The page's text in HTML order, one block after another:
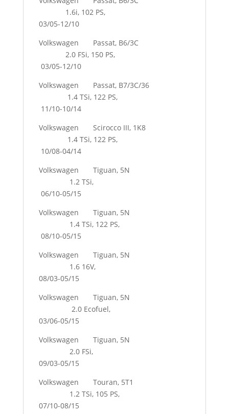
1.6i, 102 PS,
03/05-12/10
Volkswagen Passat, B6/3C
2.0 FSi, 150 PS,
03/05-12/10
Volkswagen Passat, B7/3C/36
1.4 TSi, 122 PS,
11/10-10/14
Volkswagen Scirocco III, 1K8
1.4 TSi, 122 PS,
10/08-04/14
Volkswagen Tiguan, 5N
1.2 TSi,
06/10-05/15
Volkswagen Tiguan, 5N
1.4 TSi, 122 PS,
08/10-05/15
Volkswagen Tiguan, 5N
1.6 16V,
08/03-05/15
Volkswagen Tiguan, 5N
2.0 Ecofuel,
03/06-05/15
Volkswagen Tiguan, 5N
2.0 FSi,
09/03-05/15
Volkswagen Touran, 5T1
1.2 TSi, 105 PS,
07/10-08/15